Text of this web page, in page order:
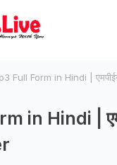
Full Form in Hindi |
in Hindi |